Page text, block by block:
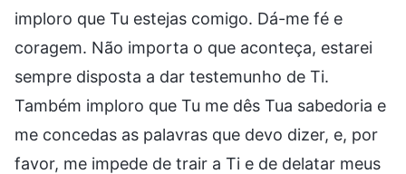
imploro que Tu estejas comigo. Dá-me fé e
coragem. Não importa o que aconteça, estarei
sempre disposta a dar testemunho de Ti.
Também imploro que Tu me dês Tua sabedoria e
me concedas as palavras que devo dizer, e, por
favor, me impede de trair a Ti e de delatar meus